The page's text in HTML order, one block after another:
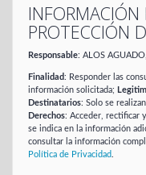
INFORMACIÓN
PROTECCIÓN
Responsable: ALOS
Finalidad: Responder las
información solicitada;
Destinatarios: Solo se
Derechos: Acceder, rectificar
se indica en la información
consultar la información
Política de Privacidad